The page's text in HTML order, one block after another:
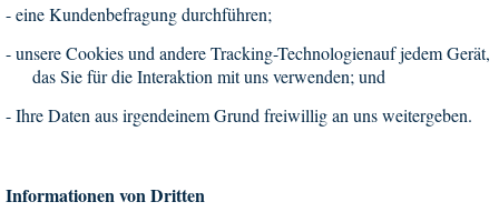
-eine Kundenbefragung durchführen;
-unsere Cookies und andere Tracking-Technologienauf jedem Gerät,
das Sie für die Interaktion mit uns verwenden; und
-Ihre Daten aus irgendeinem Grund freiwillig an uns weitergeben.
Informationen von Dritten